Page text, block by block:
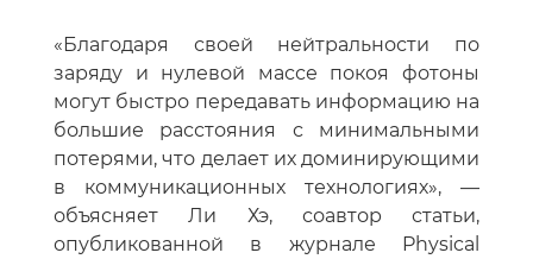
«Благодаря своей нейтральности по
заряду и нулевой массе покоя фотоны
могут быстро передавать информацию на
большие расстояния с минимальными
потерями, что делает их доминирующими
в коммуникационных технологиях», —
объясняет Ли Хэ, соавтор статьи,
опубликованной в журнале Physical